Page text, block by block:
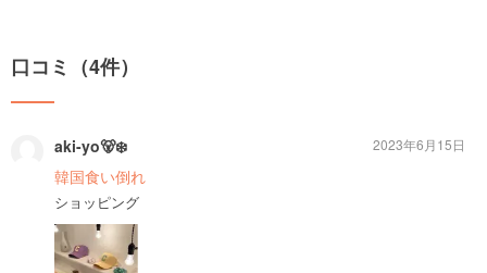
口コミ（4件）
aki-yo🐻‍❄️
韓国食い倒れ
ショッピング
2023年6月15日